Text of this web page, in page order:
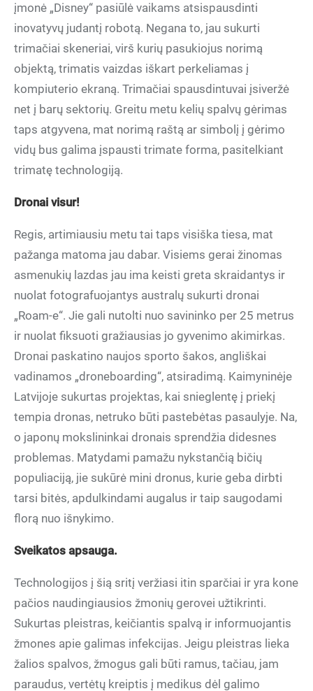
įmonė „Disney“ pasiūlė vaikams atsispausdinti
inovatyvų judantį robotą. Negana to, jau sukurti
trimačiai skeneriai, virš kurių pasukiojus norimą
objektą, trimatis vaizdas iškart perkeliamas į
kompiuterio ekraną. Trimačiai spausdintuvai įsiveržė
net į barų sektorių. Greitu metu kelių spalvų gėrimas
taps atgyvena, mat norimą raštą ar simbolį į gėrimo
vidų bus galima įspausti trimate forma, pasitelkiant
trimatę technologiją.
Dronai visur!
Regis, artimiausiu metu tai taps visiška tiesa, mat
pažanga matoma jau dabar. Visiems gerai žinomas
asmenukių lazdas jau ima keisti greta skraidantys ir
nuolat fotografuojantys australų sukurti dronai
„Roam-e“. Jie gali nutolti nuo savininko per 25 metrus
ir nuolat fiksuoti gražiausias jo gyvenimo akimirkas.
Dronai paskatino naujos sporto šakos, angliškai
vadinamos „droneboarding“, atsiradimą. Kaimyninėje
Latvijoje sukurtas projektas, kai snieglentę į priekį
tempia dronas, netruko būti pastebėtas pasaulyje. Na,
o japonų mokslininkai dronais sprendžia didesnes
problemas. Matydami pamažu nykstančią bičių
populiaciją, jie sukūrė mini dronus, kurie geba dirbti
tarsi bitės, apdulkindami augalus ir taip saugodami
florą nuo išnykimo.
Sveikatos apsauga.
Technologijos į šią sritį veržiasi itin sparčiai ir yra kone
pačios naudingiausios žmonių gerovei užtikrinti.
Sukurtas pleistras, keičiantis spalvą ir informuojantis
žmones apie galimas infekcijas. Jeigu pleistras lieka
žalios spalvos, žmogus gali būti ramus, tačiau, jam
paraudus, vertėtų kreiptis į medikus dėl galimo